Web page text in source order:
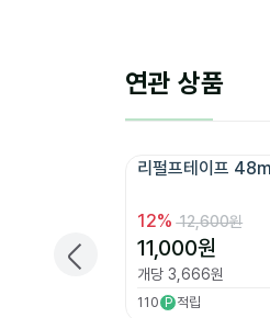
연관 상품
12% 12,600원
11,000원
개당 3,666원
110 P 적립